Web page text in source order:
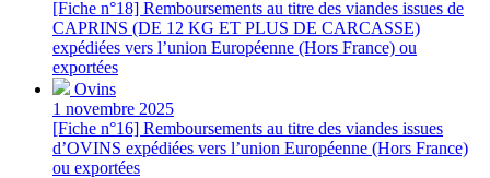
[Fiche n°18] Remboursements au titre des viandes issues de
CAPRINS (DE 12 KG ET PLUS DE CARCASSE)
expédiées vers l’union Européenne (Hors France) ou
exportées
Ovins
1 novembre 2025
[Fiche n°16] Remboursements au titre des viandes issues
d’OVINS expédiées vers l’union Européenne (Hors France)
ou exportées